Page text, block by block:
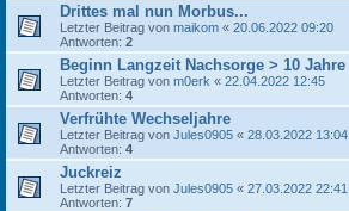
Drittes mal nun Morbus...
Letzter Beitrag von maikom « 20.06.2022 09:20
Antworten: 2
Beginn Langzeit Nachsorge > 10 Jahre
Letzter Beitrag von m0erk « 22.04.2022 12:45
Antworten: 4
Verfrühte Wechseljahre
Letzter Beitrag von Jules0905 « 28.03.2022 13:04
Antworten: 4
Juckreiz
Letzter Beitrag von Jules0905 « 27.03.2022 22:41
Antworten: 7